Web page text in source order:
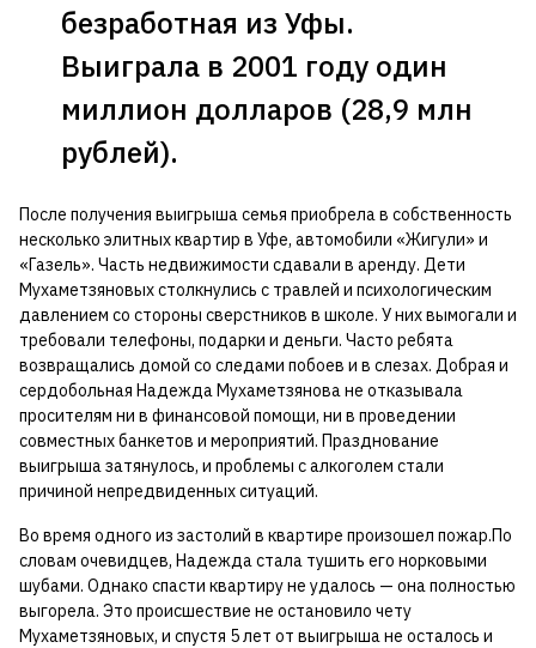
безработная из Уфы.
Выиграла в 2001 году один
миллион долларов (28,9 млн
рублей).
После получения выигрыша семья приобрела в собственность
несколько элитных квартир в Уфе, автомобили «Жигули» и
«Газель». Часть недвижимости сдавали в аренду. Дети
Мухаметзяновых столкнулись с травлей и психологическим
давлением со стороны сверстников в школе. У них вымогали и
требовали телефоны, подарки и деньги. Часто ребята
возвращались домой со следами побоев и в слезах. Добрая и
сердобольная Надежда Мухаметзянова не отказывала
просителям ни в финансовой помощи, ни в проведении
совместных банкетов и мероприятий. Празднование
выигрыша затянулось, и проблемы с алкоголем стали
причиной непредвиденных ситуаций.
Во время одного из застолий в квартире произошел пожар.По
словам очевидцев, Надежда стала тушить его норковыми
шубами. Однако спасти квартиру не удалось — она полностью
выгорела. Это происшествие не остановило чету
Мухаметзяновых, и спустя 5 лет от выигрыша не осталось и